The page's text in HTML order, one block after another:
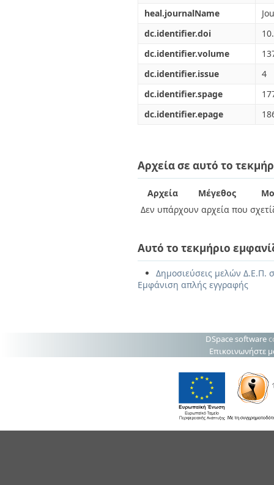
heal.journalName
dc.identifier.doi
dc.identifier.volume
dc.identifier.issue
4
dc.identifier.spage
dc.identifier.epage
Αρχεία σε αυτό το
Αρχεία Μέγεθος
Δεν υπάρχουν αρχεία που
Αυτό το τεκμήριο
Δημοσιεύσεις μελών Δ.Ε.Π.
Εμφάνιση απλής εγγραφής
DSpace software
Επικοινωνήστε